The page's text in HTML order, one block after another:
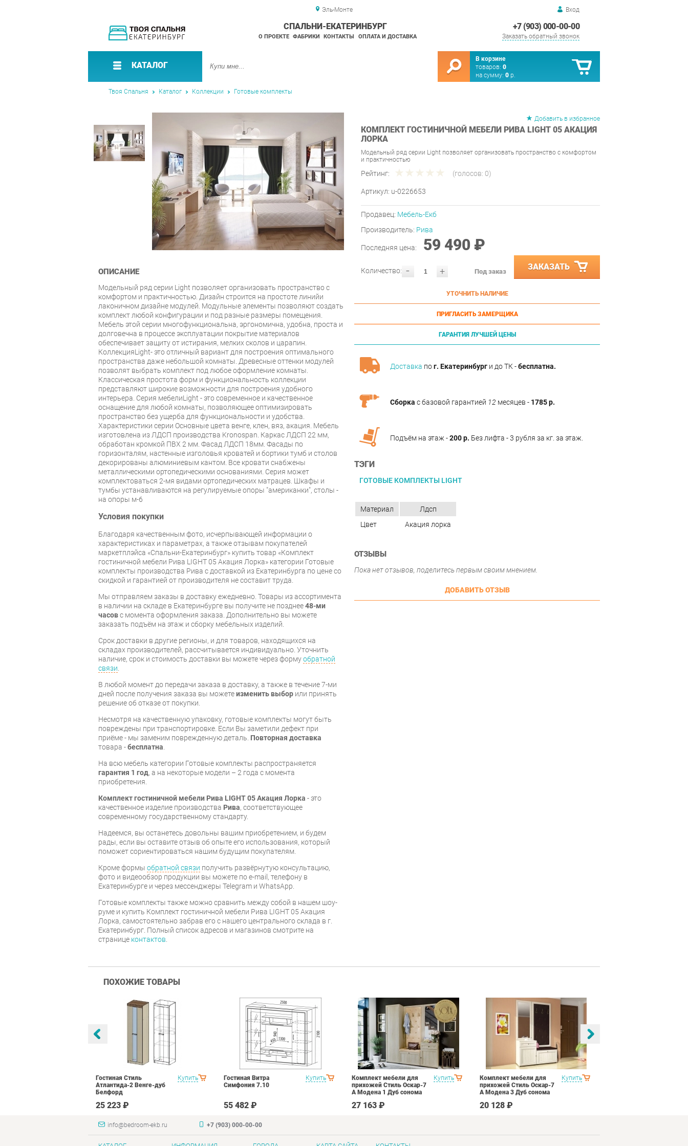
Эль-Монте Вход
+7 (903) 000-00-00
Заказать обратный звонок
СПАЛЬНИ-ЕКАТЕРИНБУРГ
О ПРОЕКТЕ ФАБРИКИ КОНТАКТЫ ОПЛАТА И ДОСТАВКА
КАТАЛОГ
В корзине
товаров: 0
на сумму: 0 р.
Твоя Спальня Каталог Коллекции Готовые комплекты
Добавить в избранное
КОМПЛЕКТ ГОСТИНИЧНОЙ МЕБЕЛИ РИВА LIGHT 05 АКАЦИЯ
ЛОРКА
Модельный ряд серии Light позволяет организовать пространство с комфортом
и практичностью
Рейтинг: (голосов: 0)
Артикул: u-0226653
Продавец: Мебель-Екб
Производитель: Рива
Последняя цена: 59 490 ₽
- +
Количество: Под заказ ЗАКАЗАТЬ
УТОЧНИТЬ НАЛИЧИЕ
ПРИГЛАСИТЬ ЗАМЕРЩИКА
ГАРАНТИЯ ЛУЧШЕЙ ЦЕНЫ
Доставка пог. Екатеринбург и до ТК -бесплатна.
Сборка с базовой гарантией 12 месяцев - 1785 р.
Подъём на этаж -200 р. Без лифта - 3 рубля за кг. за этаж.
ТЭГИ
ГОТОВЫЕ КОМПЛЕКТЫ LIGHT
ОПИСАНИЕ
Модельный ряд серии Light позволяет организовать пространство с
комфортом и практичностью. Дизайн строится на простоте линийи
лаконичном дизайне модулей. Модульные элементы позволяют создать
комплект любой конфигурации и под разные размеры помещения.
Мебель этой серии многофункциональна, эргономична, удобна, проста и
долговечна в процессе эксплуатации покрытие материалов
обеспечивает защиту от истирания, мелких сколов и царапин.
КоллекцияLight- это отличный вариант для построения оптимального
пространства даже небольшой комнаты. Древесные оттенки модулей
позволят выбрать комплект под любое оформление комнаты.
Классическая простота форм и функциональность коллекции
представляют широкие возможности для построения удобного
интерьера. Серия мебелиLight - это современное и качественное
оснащение для любой комнаты, позволяющее оптимизировать
пространство без ущерба для функциональности и удобства.
Характеристики серии Основные цвета венге, клен, вяз, акация. Мебель
изготовлена из ЛДСП производства Kronospan. Каркас ЛДСП 22 мм,
обработан кромкой ПВХ 2 мм. Фасад ЛДСП 18мм. Фасады по
горизонталям, настенные изголовья кроватей и бортики тумб и столов
декорированы алюминиевым кантом. Все кровати снабжены
металлическими ортопедическими основаниями. Серия может
комплектоваться 2-мя видами ортопедических матрацев. Шкафы и
тумбы устанавливаются на регулируемые опоры "американки", столы -
на опоры м-6
Условия покупки
Благодаря качественным фото, исчерпывающей информации о
характеристиках и параметрах, а также отзывам покупателей
маркетплэйса «Спальни-Екатеринбург» купить товар «Комплект
гостиничной мебели Рива LIGHT 05 Акация Лорка» категории Готовые
комплекты производства Рива с доставкой из Екатеринбурга по цене со
скидкой и гарантией от производителя не составит труда.
Мы отправляем заказы в доставку ежедневно. Товары из ассортимента
в наличии на складе в Екатеринбурге вы получите не позднее48-ми
часовс момента оформления заказа. Дополнительно вы можете
заказать подъём на этаж и сборку мебельных изделий.
Срок доставки в другие регионы, и для товаров, находящихся на
складах производителей, рассчитывается индивидуально. Уточнить
наличие, срок и стоимость доставки вы можете через формуобратной
связи.
В любой момент до передачи заказа в доставку, а также в течение 7-ми
дней после получения заказа вы можетеизменить выбор или принять
решение об отказе от покупки.
Несмотря на качественную упаковку, готовые комплекты могут быть
повреждены при транспортировке. Если Вы заметили дефект при
приёме - мы заменим поврежденную деталь. Повторная доставка
товара -бесплатна.
На всю мебель категории Готовые комплекты распространяется
гарантия 1 год, а на некоторые модели – 2 года с момента
приобретения.
Комплект гостиничной мебели Рива LIGHT 05 Акация Лорка - это
качественное изделие производства Рива, соответствующее
современному государственному стандарту.
Надеемся, вы останетесь довольны вашим приобретением, и будем
рады, если вы оставите отзыв об опыте его использования, который
поможет сориентироваться нашим будущим покупателям.
Кроме формы обратной связи получить развёрнутую консультацию,
фото и видеообзор продукции вы можете по e-mail, телефону в
Екатеринбурге и через мессенджеры Telegram и WhatsApp.
Готовые комплекты также можно сравнить между собой в нашем шоу-
руме и купить Комплект гостиничной мебели Рива LIGHT 05 Акация
Лорка, самостоятельно забрав его с нашего центрального склада в г.
Екатеринбург. Полный список адресов и магазинов смотрите на
странице контактов.
Материал
Лдсп
Цвет
Акация лорка
ОТЗЫВЫ
Пока нет отзывов, поделитесь первым своим мнением.
ДОБАВИТЬ ОТЗЫВ
ПОХОЖИЕ ТОВАРЫ
Купить
Гостиная Стиль
Атлантида-2 Венге-дуб
Белфорд
25 223 ₽
Купить
Гостиная Витра
Симфония 7.10
55 482 ₽
Купить
Комплект мебели для
прихожей Стиль Оскар-7
А Модена 1 Дуб сонома
27 163 ₽
Купить
Комплект мебели для
прихожей Стиль Оскар-7
А Модена 3 Дуб сонома
20 128 ₽
info@bedroom-ekb.ru +7 (903) 000-00-00